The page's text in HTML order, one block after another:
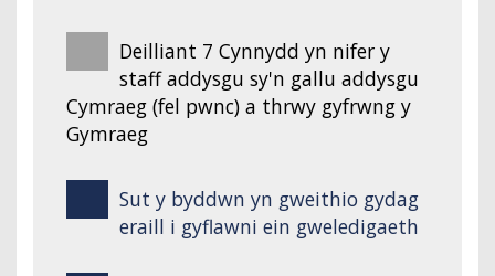
Deilliant 7 Cynnydd yn nifer y
staff addysgu sy'n gallu addysgu
Cymraeg (fel pwnc) a thrwy gyfrwng y
Gymraeg
Sut y byddwn yn gweithio gydag
eraill i gyflawni ein gweledigaeth